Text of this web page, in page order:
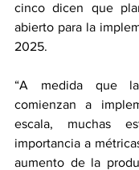
cinco dicen que
abierto para la
2025.
“A medida que
comienzan a
escala, muchas
importancia a
aumento de la